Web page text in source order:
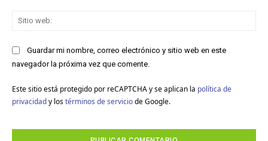
Guardar mi nombre, correo electrónico y sitio web en este
navegador la próxima vez que comente.
Este sitio está protegido por reCAPTCHA y se aplican la política de
privacidady los términos de serviciode Google.